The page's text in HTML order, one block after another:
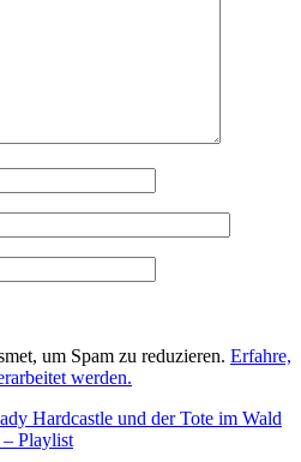
um Spam zu reduzieren. Erfahre,
werden.
Hardcastle und der Tote im Wald
– Playlist